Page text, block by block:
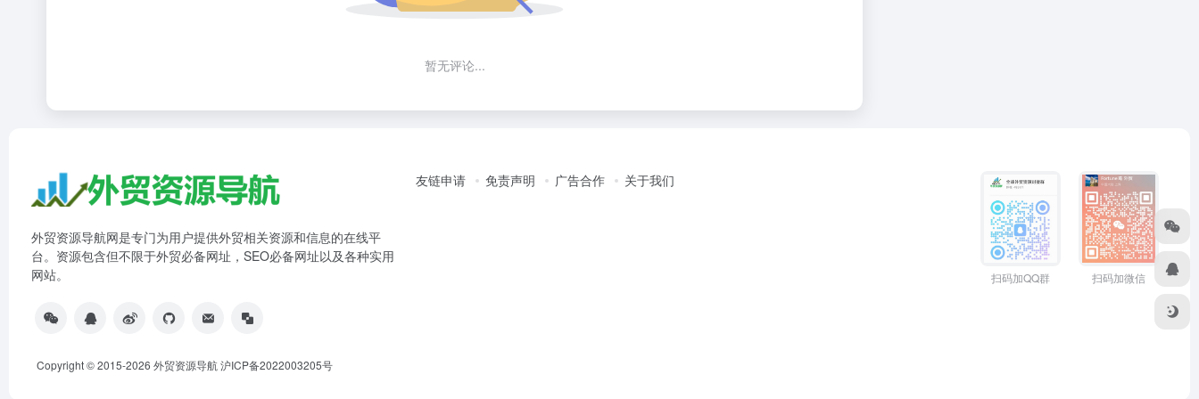
暂无评论...
外贸资源导航网是专门为用户提供外贸相关资源和信息的在线平
台。资源包含但不限于外贸必备网址，SEO必备网址以及各种实用
网站。
友链申请 免责声明 广告合作 关于我们
扫码加QQ群 扫码加微信
Copyright © 2015-2026 外贸资源导航沪ICP备2022003205号